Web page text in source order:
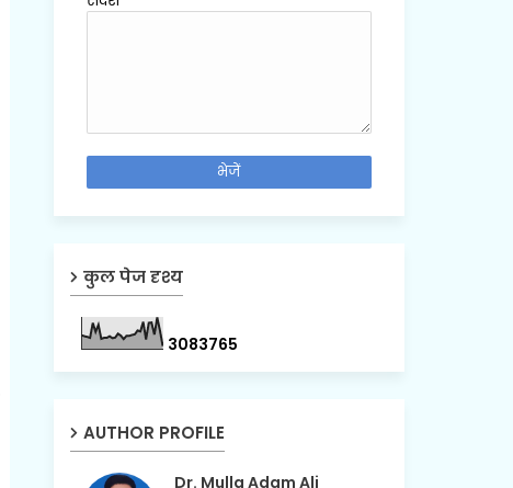
कुल पेज दृश्य
3083765
AUTHOR PROFILE
Dr. Mulla Adam Ali